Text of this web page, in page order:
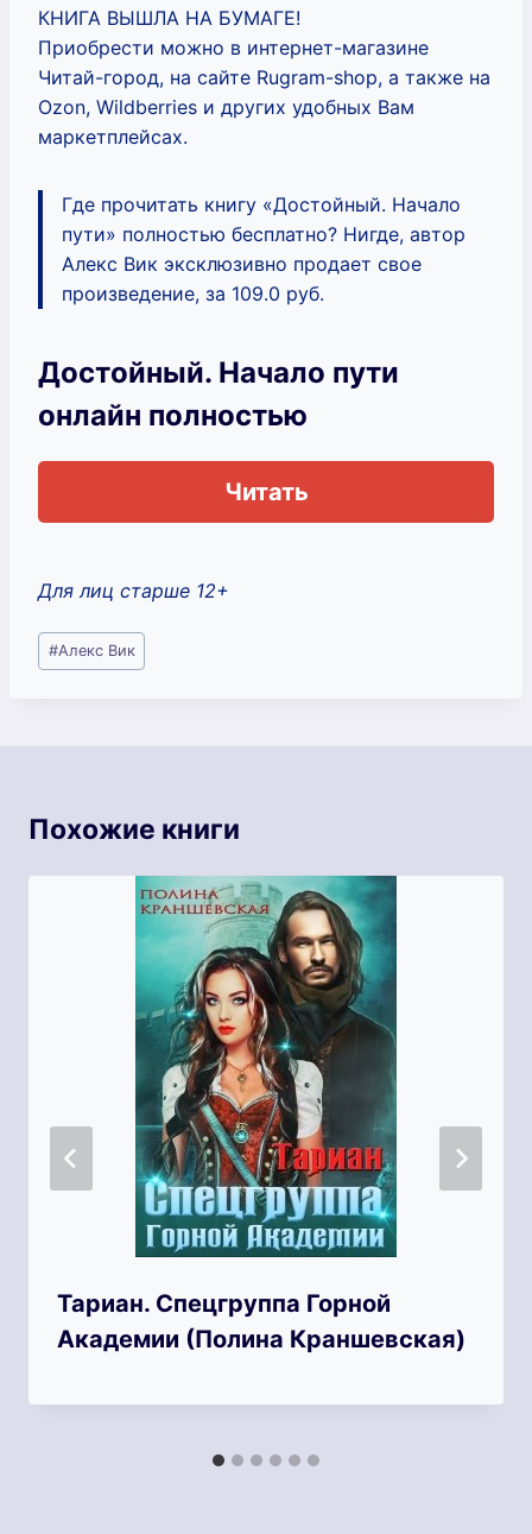
КНИГА ВЫШЛА НА БУМАГЕ!
Приобрести можно в интернет-магазине
Читай-город, на сайте Rugram-shop, а также на
Ozon, Wildberries и других удобных Вам
маркетплейсах.
Где прочитать книгу «Достойный. Начало
пути» полностью бесплатно? Нигде, автор
Алекс Вик эксклюзивно продает свое
произведение, за 109.0 руб.
Достойный. Начало пути
онлайн полностью
Читать
Для лиц старше 12+
Метки
записи:
#Алекс Вик
Похожие книги
Тариан. Спецгруппа Горной
Академии (Полина Краншевская)